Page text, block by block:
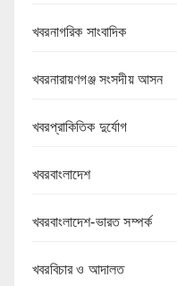
খবরনাগরিক সাংবাদিক
খবরনারায়ণগঞ্জ সংসদীয় আসন
খবরপ্রাকিতিক দুর্যোগ
খবরবাংলাদেশ
খবরবাংলাদেশ-ভারত সম্পর্ক
খবরবিচার ও আদালত